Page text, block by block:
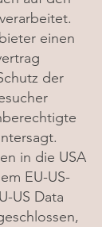
einen
der
in die USA
EU-US-
US Data